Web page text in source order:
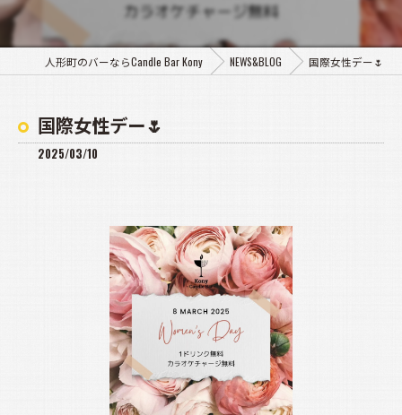
人形町のバーならCandle Bar Kony NEWS&BLOG 国際女性デー🌷
国際女性デー🌷
2025/03/10